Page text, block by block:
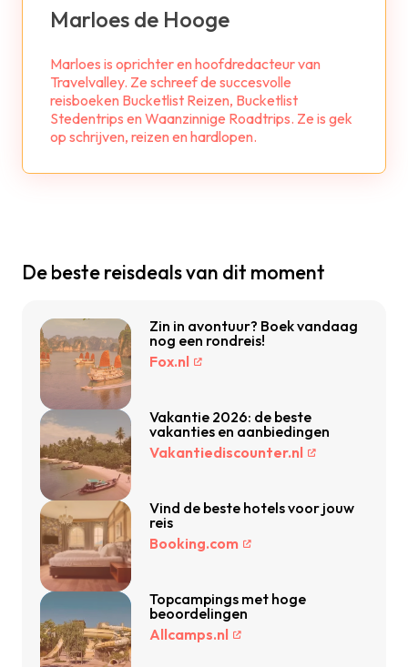
Marloes de Hooge
Marloes is oprichter en hoofdredacteur van
Travelvalley. Ze schreef de succesvolle
reisboeken Bucketlist Reizen, Bucketlist
Stedentrips en Waanzinnige Roadtrips. Ze is gek
op schrijven, reizen en hardlopen.
De beste reisdeals van dit moment
Zin in avontuur? Boek vandaag
nog een rondreis!
Fox.nl
Vakantie 2026: de beste
vakanties en aanbiedingen
Vakantiediscounter.nl
Vind de beste hotels voor jouw
reis
Booking.com
Topcampings met hoge
beoordelingen
Allcamps.nl